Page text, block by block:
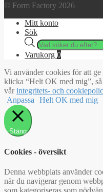
© Form Factory 2026
Mitt konto
Sök
Products
search
Varukorg 0
Vi använder cookies för att
klicka “Helt OK med mig”,
vårintegritets- och
Anpassa
Helt OK med mig
Stäng
Cookies - översikt
Denna webbplats använder
när du navigerar genom